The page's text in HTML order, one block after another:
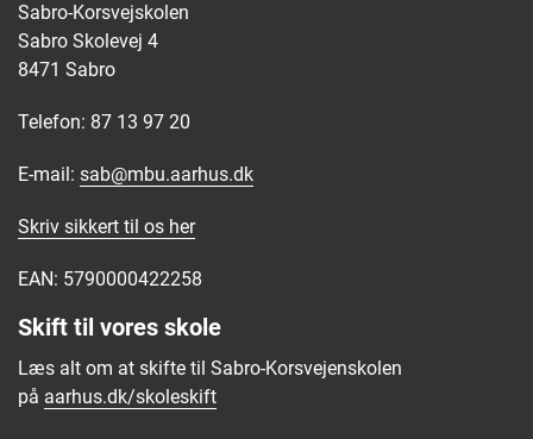
Sabro-Korsvejskolen
Sabro Skolevej 4
8471 Sabro
Telefon: 87 13 97 20
E-mail: sab@mbu.aarhus.dk
Skriv sikkert til os her
EAN: 5790000422258
Skift til vores skole
Læs alt om at skifte til Sabro-Korsvejenskolen
på aarhus.dk/skoleskift